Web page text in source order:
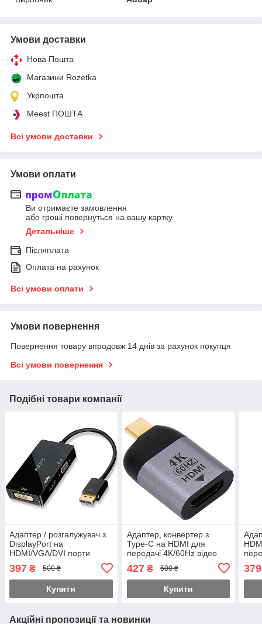
Умови доставки
Нова Пошта
Магазини Rozetka
Укрпошта
Meest ПОШТА
Всі умови доставки
Умови оплати
Ви отримаєте замовлення
або гроші повернуться на вашу картку
Детальніше
Післяплата
Оплата на рахунок
Всі умови оплати
Умови повернення
Повернення товару впродовж 14 днів за рахунок покупця
Всі умови повернення
Подібні товари компанії
Адаптер / розгалужувач з
DisplayPort на
HDMI/VGA/DVI порти
Перехідник 3в1 для
передачі відеосигналу,
397 ₴ 500 ₴
Купити
Адаптер, конвертер з
Type-C на HDMI для
передачі 4K/60Hz відео
перехідник для ПК,
ноутбука, проектора,
427₴ 500 ₴
Купити
379
Акційні пропозиції та новинки